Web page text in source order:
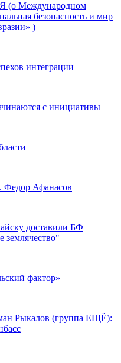
Международном
безопасность и мир
)
интеграции
с инициативы
Федор Афанасов
доставили БФ
фактор»
Рыкалов (группа ЕЩЁ):